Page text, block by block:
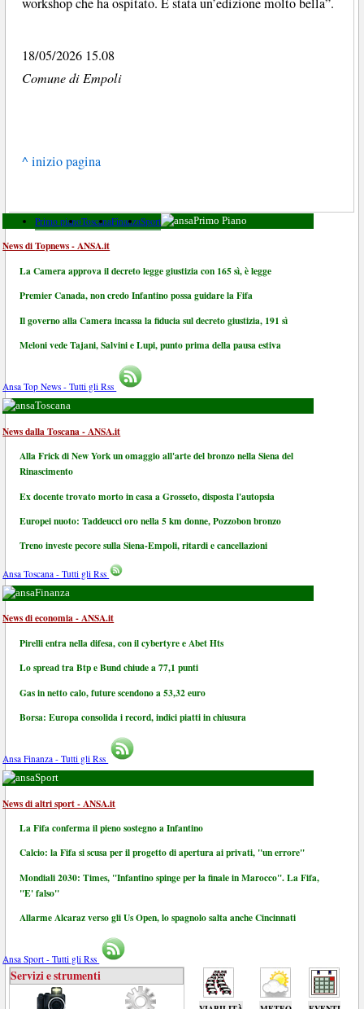
18/05/2026 15.08
Comune di Empoli
^ inizio pagina
Primo pianoToscanaFinanzaSport Primo Piano
News di Topnews - ANSA.it
La Camera approva il decreto legge giustizia con 165 sì, è legge
Premier Canada, non credo Infantino possa guidare la Fifa
Il governo alla Camera incassa la fiducia sul decreto giustizia, 191 sì
Meloni vede Tajani, Salvini e Lupi, punto prima della pausa estiva
Ansa Top News - Tutti gli Rss
Toscana
News dalla Toscana - ANSA.it
Alla Frick di New York un omaggio all'arte del bronzo nella Siena del
Rinascimento
Ex docente trovato morto in casa a Grosseto, disposta l'autopsia
Europei nuoto: Taddeucci oro nella 5 km donne, Pozzobon bronzo
Treno investe pecore sulla Siena-Empoli, ritardi e cancellazioni
Ansa Toscana - Tutti gli Rss
Finanza
News di economia - ANSA.it
Pirelli entra nella difesa, con il cybertyre e Abet Hts
Lo spread tra Btp e Bund chiude a 77,1 punti
Gas in netto calo, future scendono a 53,32 euro
Borsa: Europa consolida i record, indici piatti in chiusura
Ansa Finanza - Tutti gli Rss
Sport
News di altri sport - ANSA.it
La Fifa conferma il pieno sostegno a Infantino
Calcio: la Fifa si scusa per il progetto di apertura ai privati, "un errore"
Mondiali 2030: Times, "Infantino spinge per la finale in Marocco". La Fifa,
"E' falso"
Allarme Alcaraz verso gli Us Open, lo spagnolo salta anche Cincinnati
Ansa Sport - Tutti gli Rss
Servizi e strumenti